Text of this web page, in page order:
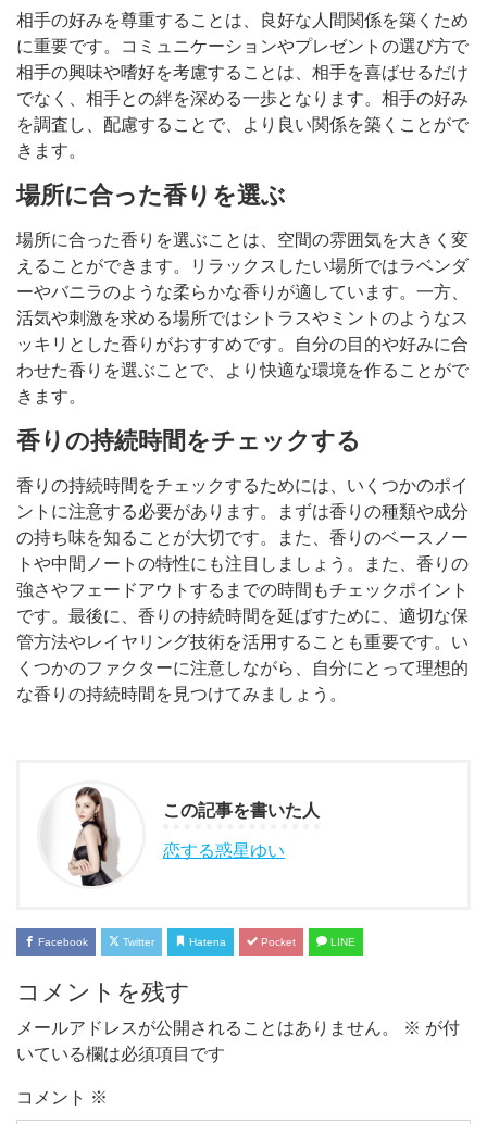
相手の好みを尊重することは、良好な人間関係を築くため
に重要です。コミュニケーションやプレゼントの選び方で
相手の興味や嗜好を考慮することは、相手を喜ばせるだけ
でなく、相手との絆を深める一歩となります。相手の好み
を調査し、配慮することで、より良い関係を築くことがで
きます。
場所に合った香りを選ぶ
場所に合った香りを選ぶことは、空間の雰囲気を大きく変
えることができます。リラックスしたい場所ではラベンダ
ーやバニラのような柔らかな香りが適しています。一方、
活気や刺激を求める場所ではシトラスやミントのようなス
ッキリとした香りがおすすめです。自分の目的や好みに合
わせた香りを選ぶことで、より快適な環境を作ることがで
きます。
香りの持続時間をチェックする
香りの持続時間をチェックするためには、いくつかのポイ
ントに注意する必要があります。まずは香りの種類や成分
の持ち味を知ることが大切です。また、香りのベースノー
トや中間ノートの特性にも注目しましょう。また、香りの
強さやフェードアウトするまでの時間もチェックポイント
です。最後に、香りの持続時間を延ばすために、適切な保
管方法やレイヤリング技術を活用することも重要です。い
くつかのファクターに注意しながら、自分にとって理想的
な香りの持続時間を見つけてみましょう。
この記事を書いた人
恋する惑星ゆい
Facebook Twitter Hatena Pocket LINE
コメントを残す
メールアドレスが公開されることはありません。 ※ が付
いている欄は必須項目です
コメント ※